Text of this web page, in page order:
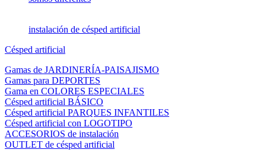
instalación de césped artificial
Césped artificial
Gamas de JARDINERÍA-PAISAJISMO
Gamas para DEPORTES
Gama en COLORES ESPECIALES
Césped artificial BÁSICO
Césped artificial PARQUES INFANTILES
Césped artificial con LOGOTIPO
ACCESORIOS de instalación
OUTLET de césped artificial